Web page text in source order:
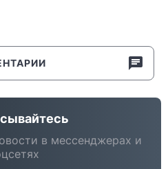
в мессенджерах и